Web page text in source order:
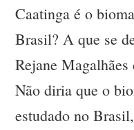
Caatinga é o
Brasil? A que se
Rejane
Não diria que o
estudado no